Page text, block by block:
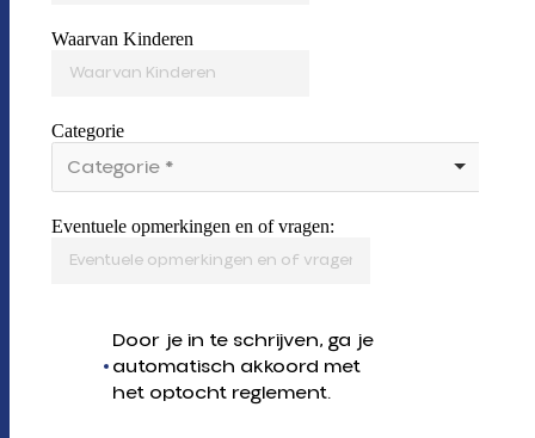
Waarvan Kinderen
Categorie
Categorie *
Eventuele opmerkingen en of vragen:
Door je in te schrijven, ga je
automatisch akkoord met
het optocht reglement.